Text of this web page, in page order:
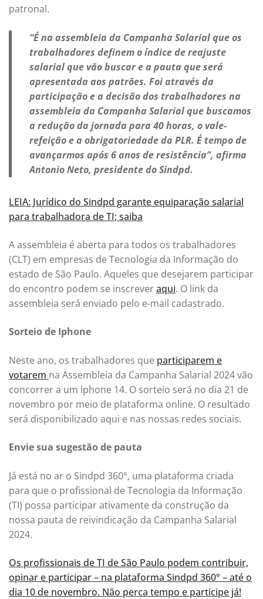
patronal.
“É na assembleia da Campanha Salarial que os
trabalhadores definem o índice de reajuste
salarial que vão buscar e a pauta que será
apresentada aos patrões. Foi através da
participação e a decisão dos trabalhadores na
assembleia da Campanha Salarial que buscamos
a redução da jornada para 40 horas, o vale-
refeição e a obrigatoriedade da PLR. É tempo de
avançarmos após 6 anos de resistência”, afirma
Antonio Neto, presidente do Sindpd.
LEIA: Jurídico do Sindpd garante equiparação salarial
para trabalhadora de TI; saiba
A assembleia é aberta para todos os trabalhadores
(CLT) em empresas de Tecnologia da Informação do
estado de São Paulo. Aqueles que desejarem participar
do encontro podem se inscreveraqui. O link da
assembleia será enviado pelo e-mail cadastrado.
Sorteio de Iphone
Neste ano, os trabalhadores que participarem e
votarem na Assembleia da Campanha Salarial 2024 vão
concorrer a um Iphone 14. O sorteio será no dia 21 de
novembro por meio de plataforma online. O resultado
será disponibilizado aqui e nas nossas redes sociais.
Envie sua sugestão de pauta
Já está no ar o Sindpd 360°, uma plataforma criada
para que o profissional de Tecnologia da Informação
(TI) possa participar ativamente da construção da
nossa pauta de reivindicação da Campanha Salarial
2024.
Os profissionais de TI de São Paulo podem contribuir,
opinar e participar – na plataforma Sindpd 360° – até o
dia 10 de novembro. Não perca tempo e participe já!